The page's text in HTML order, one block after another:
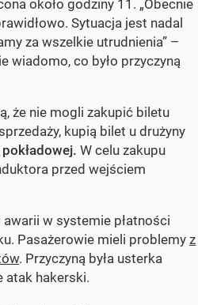
około godziny 11. „Obecnie
Sytuacja jest nadal
za wszelkie utrudnienia” –
wiadomo, co było przyczyną
że nie mogli zakupić biletu
kupią bilet u drużyny
W celu zakupu
przed wejściem
w systemie płatności
Pasażerowie mieli problemy z
. Przyczyną była usterka
atak hakerski.